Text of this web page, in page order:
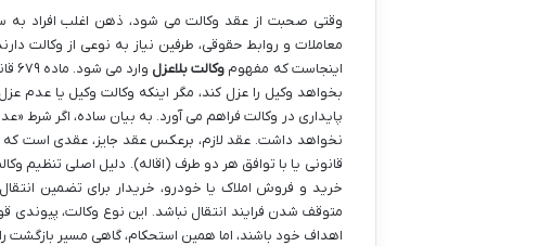
وقتی صحبت از عقد وکالت می شود، ذهن اغلب افراد به
معاملات و روابط حقوقی، طرفین نیاز به نوعی از وکالت
اینجاست که مفهوم وکالت بلاعزل
بخواهد وکیل را عزل کند، مگر اینکه وکالت وکیل یا عدم
پایداری در وکالت فراهم می آورد. به بیان ساده، اگر شرط
نخواهد داشت. عقد لازم، برعکس عقد جایز، عقدی است که
قانونی یا با توافق هر دو طرف (اقاله). دلیل اصلی تنظیم
خرید و فروش املاک یا خودرو، خریدار برای تضمین
متوقف شدن فرایند انتقال نباشد. این نوع وکالت،
اهداف خود باشند، اما همین استحکام، گاهی مسیر بازگشت